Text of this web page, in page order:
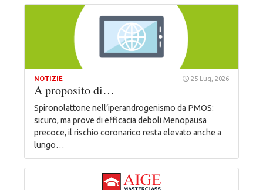
NOTIZIE 25 Lug, 2026
A proposito di…
Spironolattone nell’iperandrogenismo da PMOS:
sicuro, ma prove di efficacia deboli Menopausa
precoce, il rischio coronarico resta elevato anche a
lungo…